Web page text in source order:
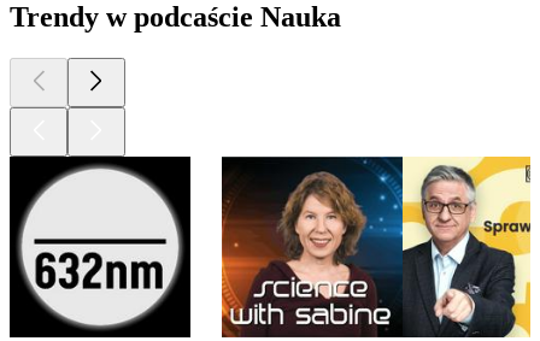
Trendy w podcaście Nauka